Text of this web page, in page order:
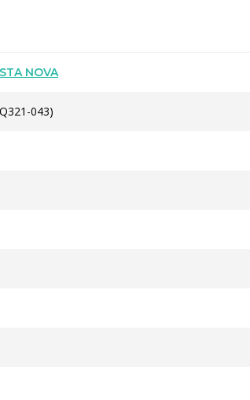
NOVA
043)